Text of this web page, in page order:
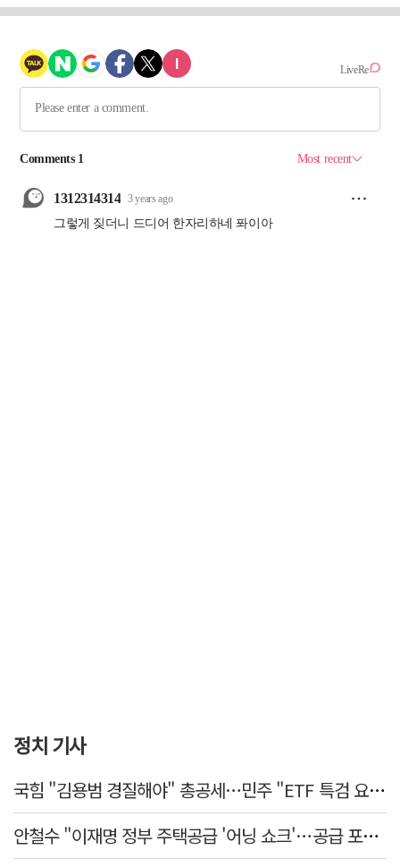
정치 기사
국힘 "김용범 경질해야" 총공세…민주 "ETF 특검 요구는 마타도어"
안철수 "이재명 정부 주택공급 '어닝 쇼크'…공급 포기한 대통령"